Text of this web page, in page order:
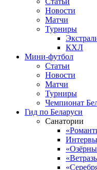
Новости
Матчи
Турниры
КХЛ
Мини-футбол
Статьи
Новости
Матчи
Турниры
Чемпионат
Гид по Беларуси
Санатории